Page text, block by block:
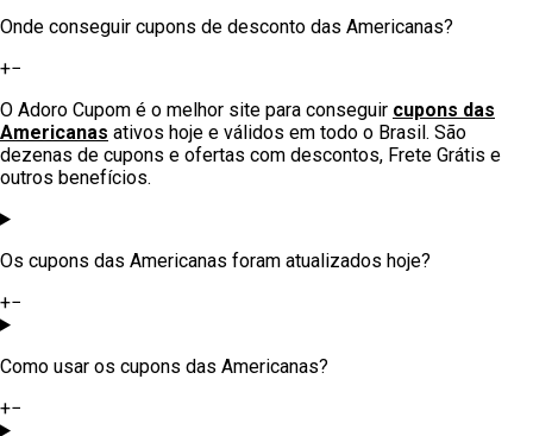
Onde conseguir cupons de desconto das Americanas?
+−
O Adoro Cupom é o melhor site para conseguir cupons das
Americanas ativos hoje e válidos em todo o Brasil. São
dezenas de cupons e ofertas com descontos, Frete Grátis e
outros benefícios.
Os cupons das Americanas foram atualizados hoje?
+−
Como usar os cupons das Americanas?
+−